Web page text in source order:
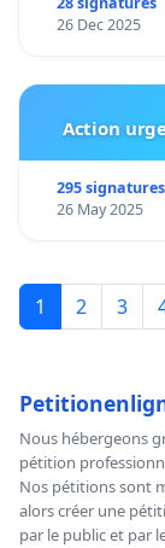
26 Dec 2025
Action
295 signatures
26 May 2025
1 2 3
Nous hébergeons
pétition
Nos pétitions sont
alors créer une
par le public et par